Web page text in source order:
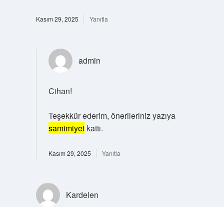
Kasım 29, 2025 Yanıtla
admin
Cihan!
Teşekkür ederim, önerileriniz yazıya
samimiyetkattı.
Kasım 29, 2025 Yanıtla
Kardelen